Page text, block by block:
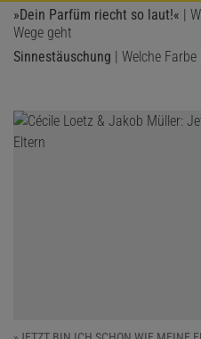
»Dein Parfüm riecht so laut!« |
Wege geht
Sinnestäuschung | Welche